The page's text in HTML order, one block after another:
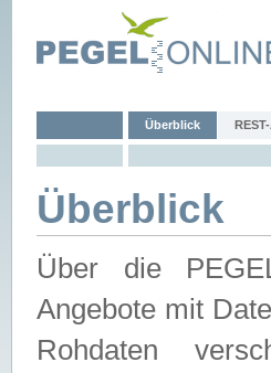
Überblick
Überblick
Über die
Angebote mit
Rohdaten